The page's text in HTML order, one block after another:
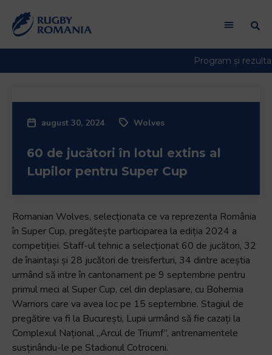
august 30, 2024 Wolves
60 de jucători în lotul extins al
Lupilor pentru Super Cup
Romanian Wolves, selecționata ce va reprezenta România
în Super Cup, pregătește participarea la ediția 2024 a
competiției. Staff-ul tehnic a selecționat 60 de jucători, 32
de înaintași și 28 jucători de treisferturi, 34 dintre aceștia
urmând să intre în cantonament pe 9 septembrie pentru
primul meci al Super Cup, cel din deplasare, cu Bohemia
Warriors care va avea loc pe 15 septembrie. Stagiul de
pregătire va fi la București, Lupii urmând să fie cazați la
Complexul Național „Arcul de Triumf”, antrenamentele
susținându-le pe Stadionul Cotroceni.